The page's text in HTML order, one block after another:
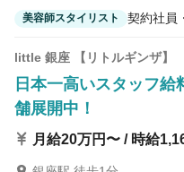
美容師スタイリスト 契約社員
little 銀座 【リトルギンザ】
日本一高いスタッフ
舗展開中！
月給20万円〜 / 時給